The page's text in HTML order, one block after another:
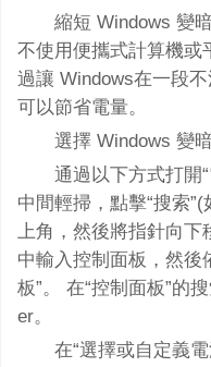
縮短 Windows 變
不使用便攜式計算機或
過讓 Windows在一段
可以節省電量。
選擇 Windows 變
通過以下方式打開
中間輕掃，點擊“搜索
上角，然後將指針向下
中輸入控制面板，然後
板”。 在“控制面板”的
er。
在“選擇或自定義